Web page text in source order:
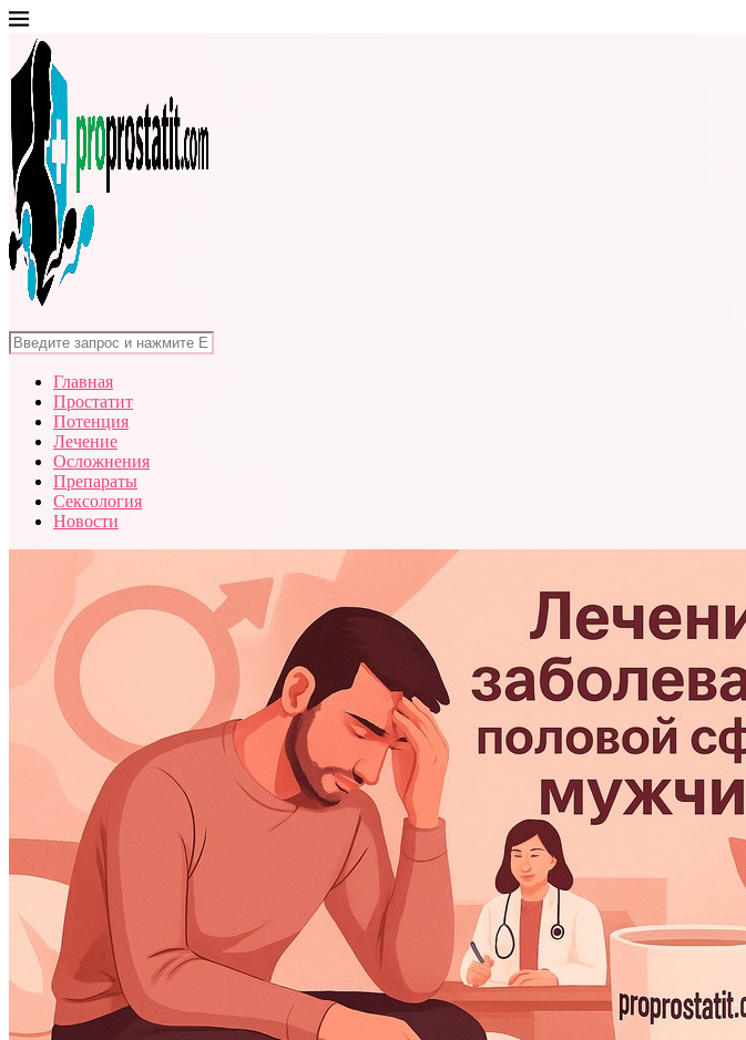
Главная
Простатит
Потенция
Лечение
Осложнения
Препараты
Сексология
Новости